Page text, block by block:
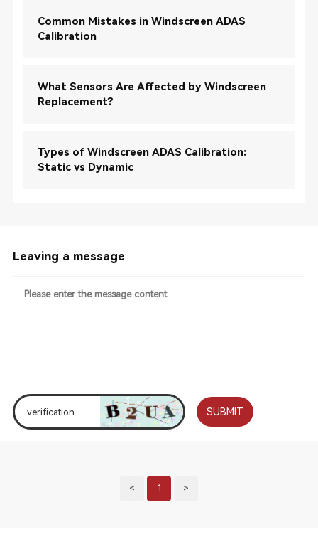
Common Mistakes in Windscreen ADAS
Calibration
What Sensors Are Affected by Windscreen
Replacement?
Types of Windscreen ADAS Calibration:
Static vs Dynamic
Leaving a message
SUBMIT
< 1 >